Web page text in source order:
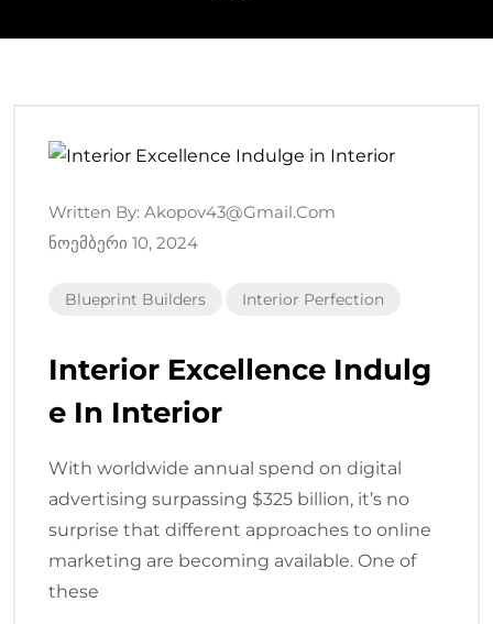
Written By: Akopov43@gmail.com
Ნოემბერი 10, 2024
Blueprint Builders Interior Perfection
Interior Excellence Indulg
E In Interior
With worldwide annual spend on digital
advertising surpassing $325 billion, it’s no
surprise that different approaches to online
marketing are becoming available. One of
these